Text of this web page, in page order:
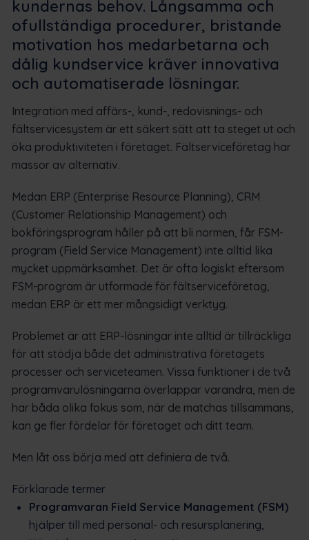
kundernas behov. Långsamma och
ofullständiga procedurer, bristande
motivation hos medarbetarna och
dålig kundservice kräver innovativa
och automatiserade lösningar.
Integration med affärs-, kund-, redovisnings- och
fältservicesystem är ett säkert sätt att ta steget ut och
öka produktiviteten i företaget. Fältserviceföretag har
massor av alternativ.
Medan ERP (Enterprise Resource Planning), CRM
(Customer Relationship Management) och
bokföringsprogram håller på att bli normen, får FSM-
program (Field Service Management) inte alltid lika
mycket uppmärksamhet. Det är ofta logiskt eftersom
FSM-program är utformade för fältserviceföretag,
medan ERP är ett mer mångsidigt verktyg.
Problemet är att ERP-lösningar inte alltid är tillräckliga
för att stödja både det administrativa företagets
processer och serviceteamen. Vissa funktioner i de två
programvarulösningarna överlappar varandra, men de
har båda olika fokus som, när de matchas tillsammans,
kan ge fler fördelar för företaget och ditt team.
Men låt oss börja med att definiera de två.
Förklarade termer
Programvaran Field Service Management (FSM)
hjälper till med personal- och resursplanering,